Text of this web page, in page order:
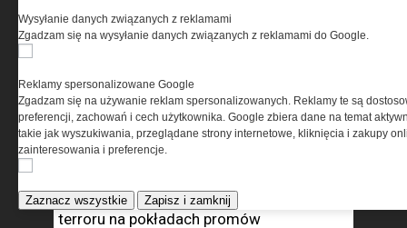
Szkolenia medyczne (udzielania kwa­
dyków w sekcjach) prowadzone były m.in.
z zespołem P10 z Gdań­skiego Pogotowia
Ratunko­wego, a sam WZD MOSG był też
organizatorem szkoleń taktycz­no-
kami w ramach przeciwdziałania aktom
terroru na pokładach promów
Wysyłanie danych związanych z reklamami
Zgadzam się na wysyłanie danych związanych z reklamami do Google.
Reklamy spersonalizowane Google
Zgadzam się na używanie reklam spersonalizowanych. Reklamy te są
preferencji, zachowań i cech użytkownika. Google zbiera dane na temat
takie jak wyszukiwania, przeglądane strony internetowe, kliknięcia i zakupy
zainteresowania i preferencje.
Zaznacz wszystkie Zapisz i zamknij